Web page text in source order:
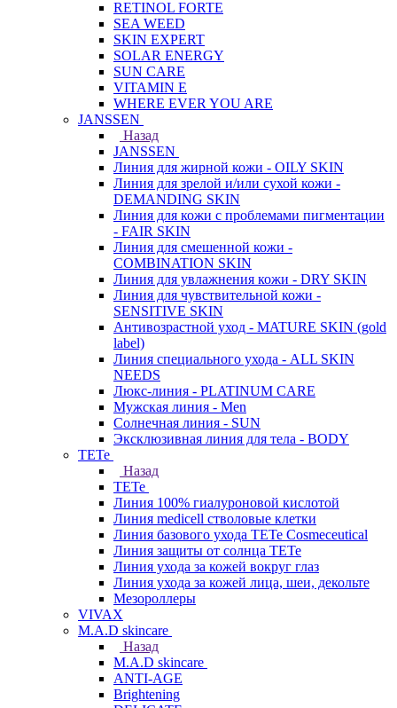
RETINOL FORTE
SEA WEED
SKIN EXPERT
SOLAR ENERGY
SUN CARE
VITAMIN E
WHERE EVER YOU ARE
JANSSEN
Назад
JANSSEN
Линия для жирной кожи - OILY SKIN
Линия для зрелой и/или сухой кожи -
DEMANDING SKIN
Линия для кожи с проблемами пигментации
- FAIR SKIN
Линия для смешенной кожи -
COMBINATION SKIN
Линия для увлажнения кожи - DRY SKIN
Линия для чувствительной кожи -
SENSITIVE SKIN
Антивозрастной уход - MATURE SKIN (gold
label)
Линия специального ухода - ALL SKIN
NEEDS
Люкс-линия - PLATINUM CARE
Мужская линия - Men
Солнечная линия - SUN
Эксклюзивная линия для тела - BODY
TETe
Назад
TETe
Линия 100% гиалуроновой кислотой
Линия medicell стволовые клетки
Линия базового ухода TETe Cosmeceutical
Линия защиты от солнца TETe
Линия ухода за кожей вокруг глаз
Линия ухода за кожей лица, шеи, декольте
Мезороллеры
VIVAX
M.A.D skincare
Назад
M.A.D skincare
ANTI-AGE
Brightening